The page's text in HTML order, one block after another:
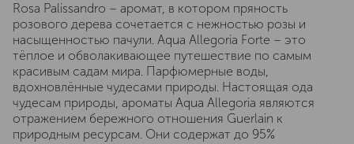
Rosa Palissandro – аромат, в котором пряность
розового дерева сочетается с нежностью розы и
насыщенностью пачули. Aqua Allegoria Forte – это
тёплое и обволакивающее путешествие по самым
красивым садам мира. Парфюмерные воды,
вдохновлённые чудесами природы. Настоящая ода
чудесам природы, ароматы Aqua Allegoria являются
отражением бережного отношения Guerlain к
природным ресурсам. Они содержат до 95%